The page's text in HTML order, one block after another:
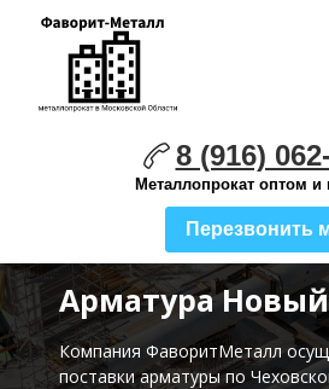
8 (916)
Металлопрокат оптом и
Перезвонить
Арматура
Компания ФаворитМеталл
поставкиарматуры по